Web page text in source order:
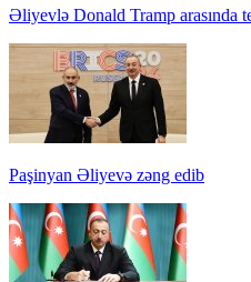
Əliyevlə Donald Tramp arasında
Paşinyan Əliyevə zəng edib